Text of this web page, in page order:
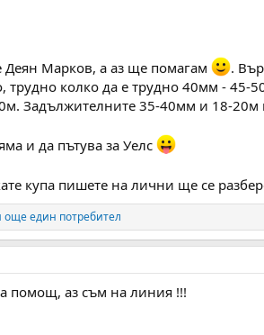
Деян Марков, а аз ще помагам
.
трудно колко да е трудно 40мм - 45-
Задължителните 35-40мм и 18-
и да пътува за Уелс
купа пишете на лични ще се
още един потребител
помощ, аз съм на линия !!!